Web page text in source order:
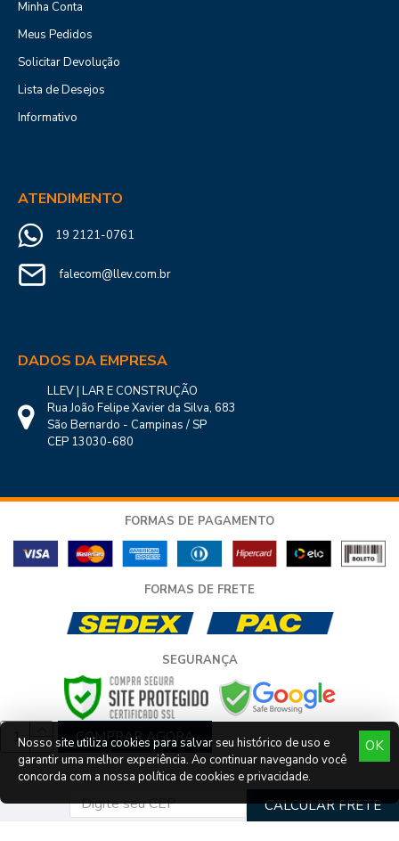
COMPRAR AGORA
CALCULAR FRETE
Minha Conta
Meus Pedidos
Solicitar Devolução
Lista de Desejos
Informativo
ATENDIMENTO
19 2121-0761
falecom@llev.com.br
DADOS DA EMPRESA
LLEV | LAR E CONSTRUÇÃO
Rua João Felipe Xavier da Silva, 683
São Bernardo - Campinas / SP
CEP 13030-680
FORMAS DE PAGAMENTO
FORMAS DE FRETE
SEGURANÇA
COPYRIGHT © LLEV LAR E CONSTRUÇÃO LTDA - TODOS OS DIREITOS
RESERVADOS - CNPJ 11.753.268/0001-10
OK
Nosso site utiliza cookies para salvar seu histórico de uso e
garantir uma melhor experiência. Ao continuar navegando você
concorda com a nossa política de cookies e privacidade.